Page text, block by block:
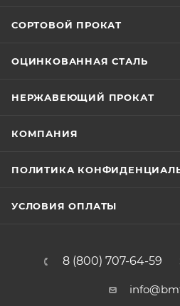
СОРТОВОЙ ПРОКАТ
ОЦИНКОВАННАЯ СТАЛЬ
НЕРЖАВЕЮЩИЙ ПРОКАТ
КОМПАНИЯ
ПОЛИТИКА
УСЛОВИЯ ОПЛАТЫ
8 (800) 707-64-59